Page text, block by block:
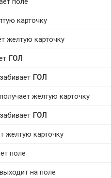
карточку
желтую карточку
ГОЛ
ГОЛ
желтую карточку
ГОЛ
желтую карточку
поле
на поле